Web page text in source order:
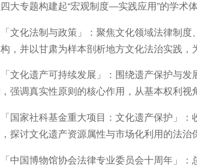
大专题构建起“宏观制度—实践应用”的学术
文化法制与政策」：聚焦文化领域法律制
，并以甘肃为样本剖析地方文化法治实践，
文化遗产可持续发展」：围绕遗产保护与
强调真实性原则的核心作用，从基本权利
国家社科基金重大项目：文化遗产保护」
探讨文化遗产资源属性与市场化利用的法治
中国博物馆协会法律专业委员会十周年」